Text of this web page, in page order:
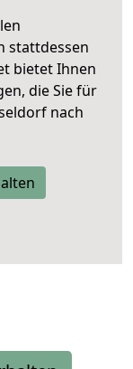
stattdessen
bietet Ihnen
die Sie für
nach